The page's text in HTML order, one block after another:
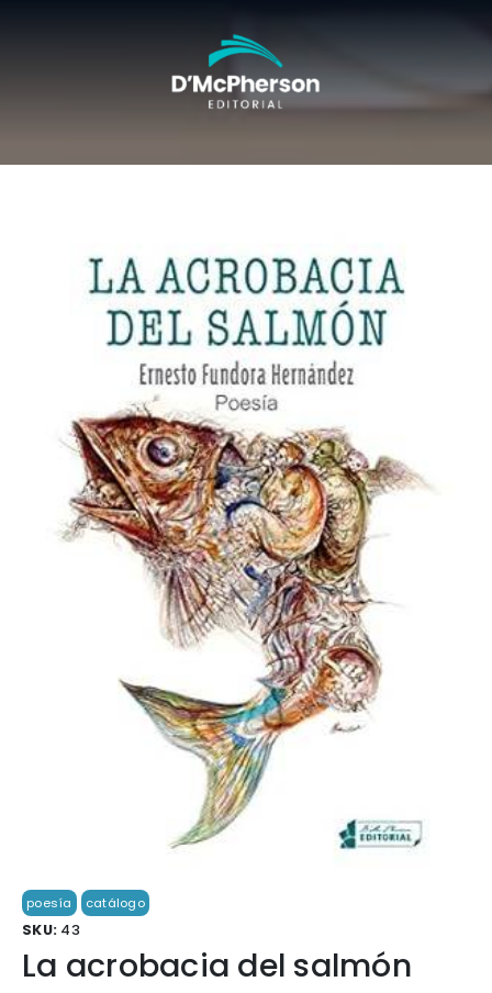
poesía catálogo
SKU: 43
La acrobacia del salmón